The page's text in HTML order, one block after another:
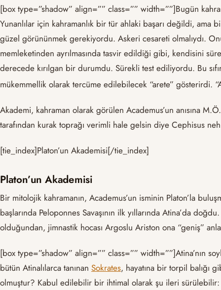
[box type=”shadow” align=”” class=”” width=””]Bugün
Yunanlılar için kahramanlık bir tür ahlaki başarı değildi,
güzel görününmek gerekiyordu. Askeri cesareti olmalıydı.
memleketinden ayrılmasında tasvir edildiği gibi, kendisini
derecede kırılgan bir durumdu. Sürekli test ediliyordu. Bu
mükemmellik olarak tercüme edilebilecek “arete” gösterirdi.
Akademi, kahraman olarak görülen Academus’un anısına
tarafından kurak toprağı verimli hale gelsin diye Cephisus
[tie_index]Platon’un Akademisi[/tie_index]
Platon’un Akademisi
Bir mitolojik kahramanın, Academus’un isminin Platon’la
başlarında Peloponnes Savaşının ilk yıllarında Atina’da
olduğundan, jimnastik hocası Argoslu Ariston ona “geniş”
[box type=”shadow” align=”” class=”” width=””]Atina’nın
bütün Atinalılarca tanınan Sokrates, hayatına bir torpil balığı
olmuştur? Kabul edilebilir bir ihtimal olarak şu ileri sürülebilir: